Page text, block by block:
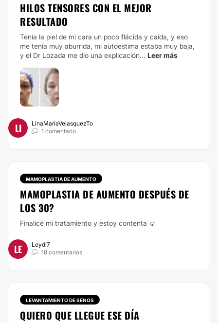
HILOS TENSORES CON EL MEJOR
RESULTADO
Tenía la piel de mi cara un poco flácida y caída, y eso
me tenía muy aburrida, mi autoestima estaba muy baja,
y el Dr Lozada me dio una explicación... Leer más
LI
LinaMariaVelasquezTo
1 comentario
MAMOPLASTIA DE AUMENTO
MAMOPLASTIA DE AUMENTO DESPUÉS DE
LOS 30?
Finalicé mi tratamiento y estoy contenta ☺️
LE
Leydi7
18 comentarios
LEVANTAMIENTO DE SENOS
QUIERO QUE LLEGUE ESE DÍA